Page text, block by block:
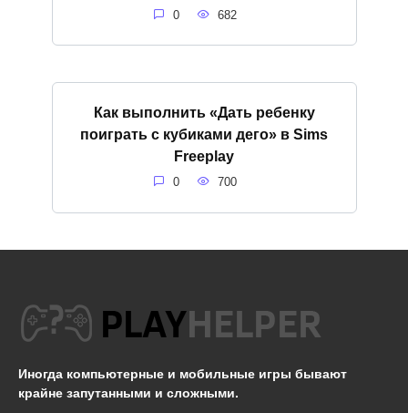
0 682
Как выполнить «Дать ребенку
поиграть с кубиками дего» в Sims
Freeplay
0 700
Иногда компьютерные и мобильные игры бывают
крайне запутанными и сложными.